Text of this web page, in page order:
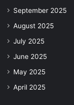
September 2025
August 2025
July 2025
June 2025
May 2025
April 2025